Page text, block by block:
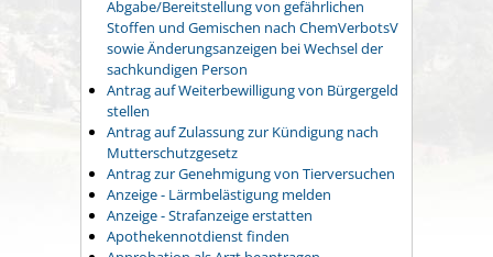
Abgabe/Bereitstellung von gefährlichen
Stoffen und Gemischen nach ChemVerbotsV
sowie Änderungsanzeigen bei Wechsel der
sachkundigen Person
Antrag auf Weiterbewilligung von Bürgergeld
stellen
Antrag auf Zulassung zur Kündigung nach
Mutterschutzgesetz
Antrag zur Genehmigung von Tierversuchen
Anzeige - Lärmbelästigung melden
Anzeige - Strafanzeige erstatten
Apothekennotdienst finden